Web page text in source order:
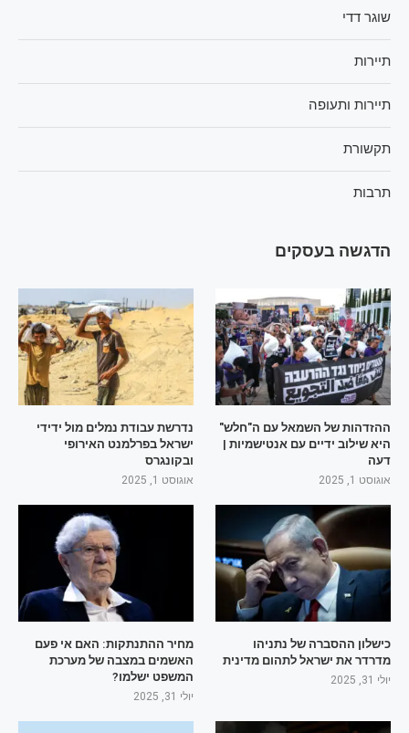
שוגר דדי
תיירות
תיירות ותעופה
תקשורת
תרבות
הדגשה בעסקים
ההזדהות של השמאל עם ה"חלש"
היא שילוב ידיים עם אנטישמיות |
דעה
אוגוסט 1, 2025
נדרשת עבודת נמלים מול ידידי
ישראל בפרלמנט האירופי
ובקונגרס
אוגוסט 1, 2025
כישלון ההסברה של נתניהו
מדרדר את ישראל לתהום מדינית
יולי 31, 2025
מחיר ההתנתקות: האם אי פעם
האשמים במצבה של מערכת
המשפט ישלמו?
יולי 31, 2025